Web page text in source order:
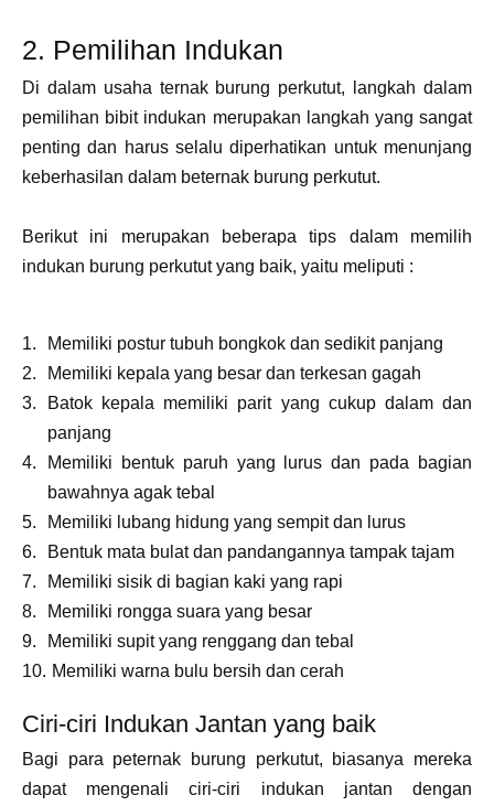
2. Pemilihan Indukan
Di dalam usaha ternak burung perkutut, langkah dalam
pemilihan bibit indukan merupakan langkah yang sangat
penting dan harus selalu diperhatikan untuk menunjang
keberhasilan dalam beternak burung perkutut.
Berikut ini merupakan beberapa tips dalam memilih
indukan burung perkutut yang baik, yaitu meliputi :
Memiliki postur tubuh bongkok dan sedikit panjang
Memiliki kepala yang besar dan terkesan gagah
Batok kepala memiliki parit yang cukup dalam dan
panjang
Memiliki bentuk paruh yang lurus dan pada bagian
bawahnya agak tebal
Memiliki lubang hidung yang sempit dan lurus
Bentuk mata bulat dan pandangannya tampak tajam
Memiliki sisik di bagian kaki yang rapi
Memiliki rongga suara yang besar
Memiliki supit yang renggang dan tebal
Memiliki warna bulu bersih dan cerah
Ciri-ciri Indukan Jantan yang baik
Bagi para peternak burung perkutut, biasanya mereka
dapat mengenali ciri-ciri indukan jantan dengan